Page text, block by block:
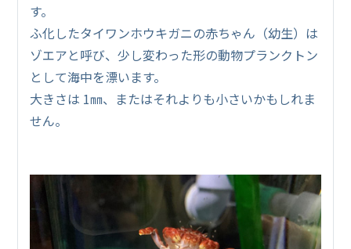
す。
ふ化したタイワンホウキガニの赤ちゃん（幼生）は
ゾエアと呼び、少し変わった形の動物プランクトン
として海中を漂います。
大きさは 1㎜、またはそれよりも小さいかもしれま
せん。